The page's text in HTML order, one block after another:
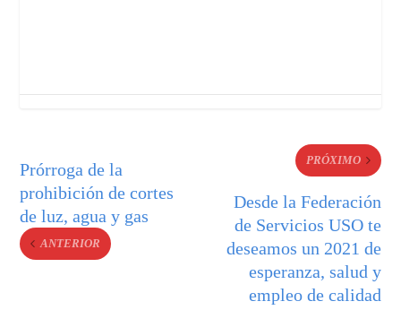
Prórroga de la
prohibición de cortes
de luz, agua y gas
ANTERIOR
PRÓXIMO
Desde la Federación
de Servicios USO te
deseamos un 2021 de
esperanza, salud y
empleo de calidad